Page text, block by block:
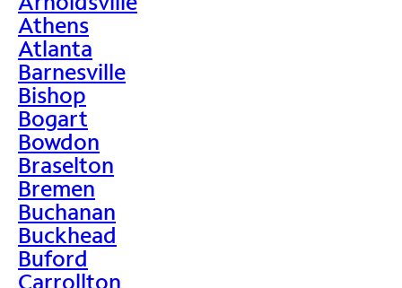
Athens
Atlanta
Barnesville
Bishop
Bogart
Bowdon
Braselton
Bremen
Buchanan
Buckhead
Buford
Carrollton